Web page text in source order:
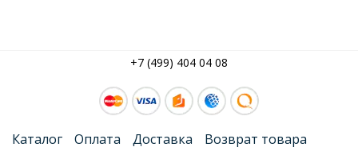
+7 (499) 404 04 08
Каталог Оплата Доставка
Возврат товара